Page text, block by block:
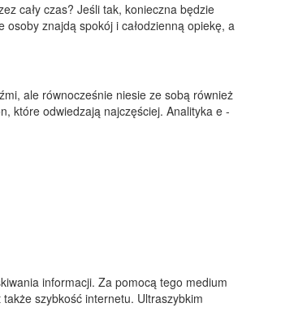
cały czas? Jeśli tak, konieczna będzie
znajdą spokój i całodzienną opiekę, a
ale równocześnie niesie ze sobą również
które odwiedzają najczęściej. Analityka e -
informacji. Za pomocą tego medium
szybkość internetu. Ultraszybkim